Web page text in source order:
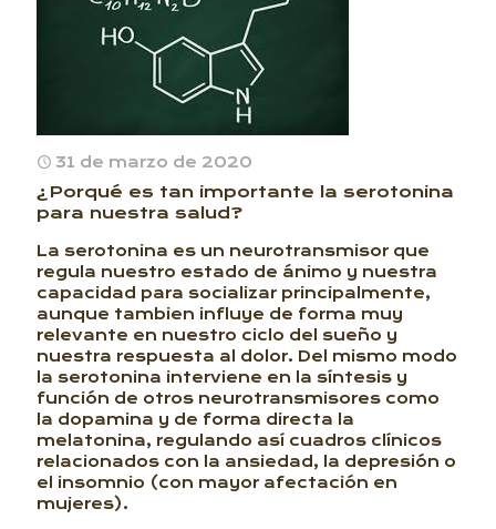
31 de marzo de 2020
¿Porqué es tan importante la serotonina
para nuestra salud?
La serotonina es un neurotransmisor que
regula nuestro estado de ánimo y nuestra
capacidad para socializar principalmente,
aunque tambien influye de forma muy
relevante en nuestro ciclo del sueño y
nuestra respuesta al dolor. Del mismo modo
la serotonina interviene en la síntesis y
función de otros neurotransmisores como
la dopamina y de forma directa la
melatonina, regulando así cuadros clínicos
relacionados con la ansiedad, la depresión o
el insomnio (con mayor afectación en
mujeres).